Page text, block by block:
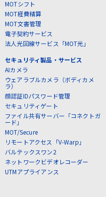
MOTシフト
MOT経費精算
MOT文書管理
電子契約サービス
法人光回線サービス「MOT光」
セキュリティ製品・サービス
AIカメラ
ウェアラブルカメラ（ボディカメ
ラ）
顔認証IDパスワード管理
セキュリティゲート
ファイル共有サーバー「コネクトガ
ード」
MOT/Secure
リモートアクセス「V-Warp」
バルテックスワン2
ネットワークビデオレコーダー
UTMアプライアンス